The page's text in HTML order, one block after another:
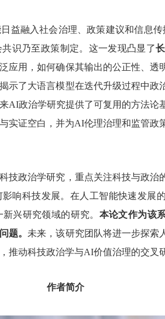
融入社会治理、政策建议和信息传
识乃至政策制定。这一发现凸显了
应用，如何确保其输出的公正性、透
示了大语言模型在迭代升级过程中政
AI政治学研究提供了可复用的方法论
实证空白，并为AI伦理治理和监管政
政治学研究，重点关注科技与政治
响科技发展。在人工智能快速发展
兴研究领域的研究。 本论文作为该
题。 未来，该研究团队将进一步探索
推动科技政治学与AI价值治理的交叉
作者简介